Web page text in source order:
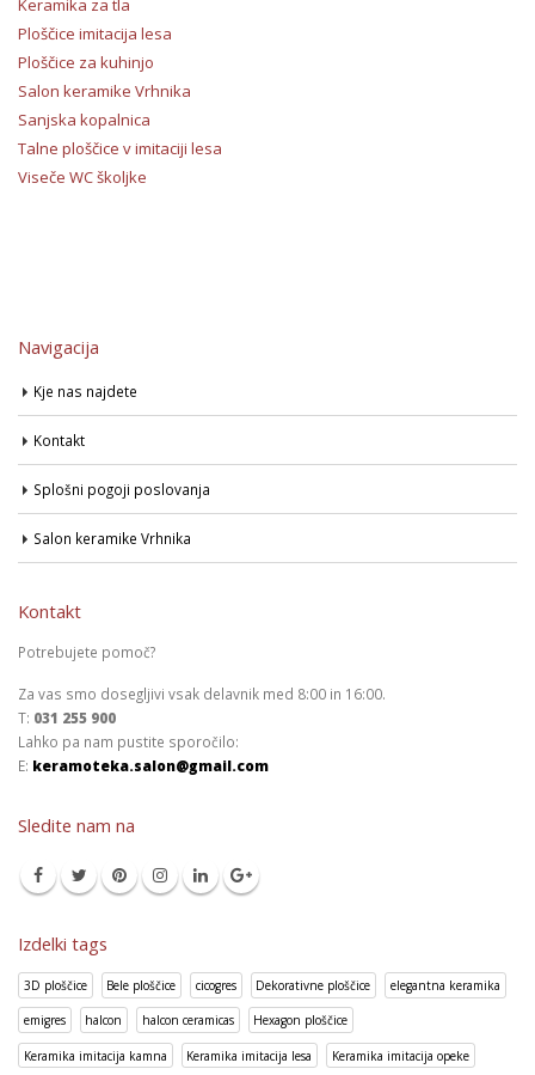
Ploščice imitacija lesa
Ploščice za kuhinjo
Salon keramike Vrhnika
Sanjska kopalnica
Talne ploščice v imitaciji lesa
Viseče WC školjke
Navigacija
Kje nas najdete
Kontakt
Splošni pogoji poslovanja
Salon keramike Vrhnika
Kontakt
Potrebujete pomoč?
Za vas smo dosegljivi vsak delavnik med 8:00 in 16:00.
T: 031 255 900
Lahko pa nam pustite sporočilo:
E: keramoteka.salon@gmail.com
Sledite nam na
Izdelki tags
3D ploščice Bele ploščice cicogres Dekorativne ploščice elegantna keramika
emigres halcon halcon ceramicas Hexagon ploščice
Keramika imitacija kamna Keramika imitacija lesa Keramika imitacija opeke